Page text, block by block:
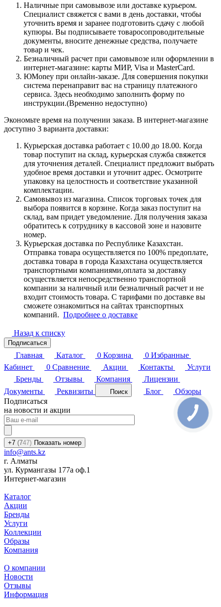
Наличные при самовывозе или доставке курьером.
Специалист свяжется с вами в день доставки, чтобы
уточнить время и заранее подготовить сдачу с любой
купюры. Вы подписываете товаросопроводительные
документы, вносите денежные средства, получаете
товар и чек.
Безналичный расчет при самовывозе или оформлении в
интернет-магазине: карты МИР, Visa и MasterCard.
ЮMoney при онлайн-заказе. Для совершения покупки
система перенаправит вас на страницу платежного
сервиса. Здесь необходимо заполнить форму по
инструкции.(Временно недоступно)
Экономьте время на получении заказа. В интернет-магазине
доступно 3 варианта доставки:
Курьерская доставка работает с 10.00 до 18.00. Когда
товар поступит на склад, курьерская служба свяжется
для уточнения деталей. Специалист предложит выбрать
удобное время доставки и уточнит адрес. Осмотрите
упаковку на целостность и соответствие указанной
комплектации.
Самовывоз из магазина. Список торговых точек для
выбора появится в корзине. Когда заказ поступит на
склад, вам придет уведомление. Для получения заказа
обратитесь к сотруднику в кассовой зоне и назовите
номер.
Курьерская доставка по Республике Казахстан.
Отправка товара осуществляется по 100% предоплате,
доставка товара в города Казахстана осуществляется
транспортными компаниями,оплата за доставку
осуществляется непосредственно транспортной
компании за наличный или безналичный расчет и не
входит стоимость товара. С тарифами по доставке вы
сможете ознакомиться на сайтах транспортных
компаний. Подробнее о доставке
Назад к списку
Подписаться
Главная Каталог 0 Корзина 0 Избранные
Кабинет
0 Сравнение Акции Контакты
Услуги
Бренды
Отзывы Компания
Лицензии
Документы
Реквизиты Поиск Блог
Обзоры
Подписаться
на новости и акции
+7 (747) Показать номер
info@ants.kz
г. Алматы
ул. Курмангазы 177а оф.1
Интернет-магазин
Каталог
Акции
Бренды
Услуги
Коллекции
Образы
Компания
О компании
Новости
Отзывы
Информация